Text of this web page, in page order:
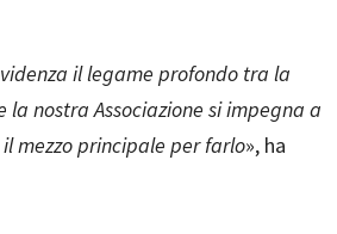
il legame profondo tra la
nostra Associazione si impegna a
mezzo principale per farlo», ha